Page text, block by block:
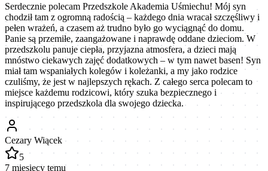
Serdecznie polecam Przedszkole Akademia Uśmiechu! Mój syn
chodził tam z ogromną radością – każdego dnia wracał szczęśliwy i
pełen wrażeń, a czasem aż trudno było go wyciągnąć do domu.
Panie są przemiłe, zaangażowane i naprawdę oddane dzieciom. W
przedszkolu panuje ciepła, przyjazna atmosfera, a dzieci mają
mnóstwo ciekawych zajęć dodatkowych – w tym nawet basen! Syn
miał tam wspaniałych kolegów i koleżanki, a my jako rodzice
czuliśmy, że jest w najlepszych rękach. Z całego serca polecam to
miejsce każdemu rodzicowi, który szuka bezpiecznego i
inspirującego przedszkola dla swojego dziecka.
Cezary Wiącek
5
7 miesięcy temu